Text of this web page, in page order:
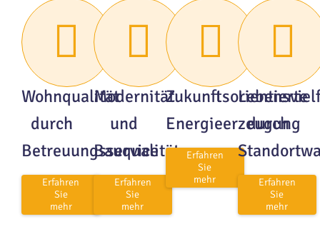
Wohnqualität
durch
Betreuungsservice
Erfahren
Sie
mehr
Modernität
und
Bauqualität
Erfahren
Sie
mehr
Zukunftsorientierte
Energieerzeugung
Erfahren
Sie
mehr
durch
Erfahren
Sie
mehr